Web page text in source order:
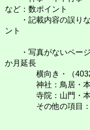
など：数ポイント
・記載内容の誤りな
ント
・写真がないページ
か月延長
横向き・（4032 x
神社：鳥居・本殿
寺院：山門・本堂
その他の項目：主